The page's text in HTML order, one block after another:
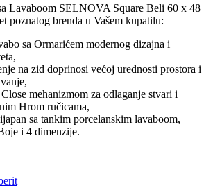
Lavaboom SELNOVA Square Beli 60 x 48
poznatog brenda u Vašem kupatilu:
sa Ormarićem modernog dizajna i
na zid doprinosi većoj urednosti prostora i
mehanizmom za odlaganje stvari i
Hrom ručicama,
sa tankim porcelanskim lavaboom,
i 4 dimenzije.